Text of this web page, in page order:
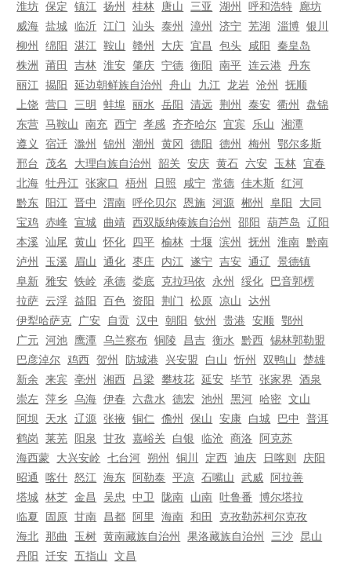
淮坊
保定 镇江 扬州 桂林 唐山 三亚 湖州 呼和浩特
廊坊
威海
盐城 临沂 江门 汕头 泰州 漳州 济宁 芜湖 淄博
银川
柳州
绵阳 湛江 鞍山 赣州 大庆 宜昌 包头 咸阳
秦皇岛
株洲
莆田 吉林 淮安 肇庆 宁德 衡阳 南平 连云港
丹东
丽江
揭阳 延边朝鲜族自治州 舟山 九江 龙岩 沧州
抚顺
上饶
营口 三明 蚌埠 丽水 岳阳 清远 荆州 泰安 衢州
盘锦
东营
马鞍山 南充 西宁 孝感 齐齐哈尔 宜宾 乐山
湘潭
遵义
宿迁 滁州 锦州 潮州 黄冈 德阳 德州 梅州
鄂尔多斯
邢台
茂名 大理白族自治州 韶关 安庆 黄石 六安 玉林
宜春
北海
牡丹江 张家口 梧州 日照 咸宁 常德 佳木斯
红河
黔东
阳江 晋中 渭南 呼伦贝尔 恩施 河源 郴州 阜阳
大同
宝鸡
赤峰 宣城 曲靖 西双版纳傣族自治州 邵阳 葫芦岛
辽阳
本溪
汕尾 黄山 怀化 四平 榆林 十堰 滨州 抚州 淮南
黔南
泸州
玉溪 眉山 通化 枣庄 内江 遂宁 吉安 通辽
景德镇
阜新
雅安 铁岭 承德 娄底 克拉玛依 永州 绥化
巴音郭楞
拉萨
云浮 益阳 百色 资阳 荆门 松原 凉山
达州
伊犁哈萨克
广安 自贡 汉中 朝阳 钦州 贵港 安顺
鄂州
广元
河池 鹰潭 乌兰察布 铜陵 昌吉 衡水 黔西
锡林郭勒盟
巴彦淖尔
鸡西 贺州 防城港 兴安盟 白山 忻州 双鸭山
楚雄
新余
来宾 亳州 湘西 吕梁 攀枝花 延安 毕节 张家界
酒泉
崇左
萍乡 乌海 伊春 六盘水 德宏 池州 黑河 哈密
文山
阿坝
天水 辽源 张掖 铜仁 儋州 保山 安康 白城 巴中
普洱
鹤岗
莱芜 阳泉 甘孜 嘉峪关 白银 临沧 商洛
阿克苏
海西蒙
大兴安岭 七台河 朔州 铜川 定西 迪庆 日喀则
庆阳
昭通
喀什 怒江 海东 阿勒泰 平凉 石嘴山 武威
阿拉善
塔城
林芝 金昌 吴忠 中卫 陇南 山南 吐鲁番
博尔塔拉
临夏
固原 甘南 昌都 阿里 海南 和田
克孜勒苏柯尔克孜
海北
那曲 玉树 黄南藏族自治州 果洛藏族自治州 三沙
​​昆山
丹阳
迁安 五指山 文昌